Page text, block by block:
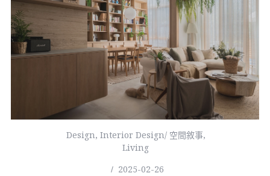
Design, Interior Design/ 空間敘事,
Living
2025-02-26